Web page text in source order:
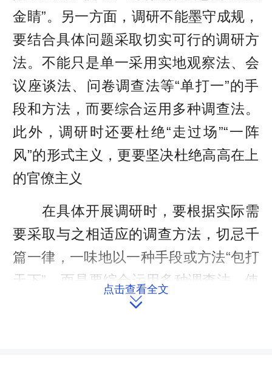
金睛”。另一方面，调研不能墨守成规，
要结合具体问题采取切实可行的调研方
法。不能只是单一采用实地观察法、会
议座谈法、问卷调查法等“单打一”的手
段和方法，而要综合运用多种调查法。
此外，调研时还要杜绝“走过场”“一阵
风”的形式主义，更要坚决杜绝高高在上
的官僚主义
在具体开展调研时，要根据实际需
要采取与之相适应的调查方法，切忌千
篇一律，一味地以一种手段或方法“包打
天下”，而是要综合运用多种调查法，使
之互为补充与印证，从而避免“偏信则
点击查看全文
